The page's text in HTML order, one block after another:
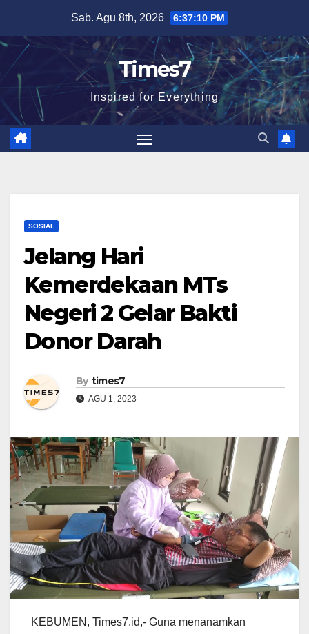
content
Sab. Agu 8th, 2026 6:37:11 PM
Times7
Inspired for Everything
SOSIAL
Jelang Hari
Kemerdekaan MTs
Negeri 2 Gelar Bakti
Donor Darah
By times7
AGU 1, 2023
KEBUMEN, Times7.id,- Guna menanamkan